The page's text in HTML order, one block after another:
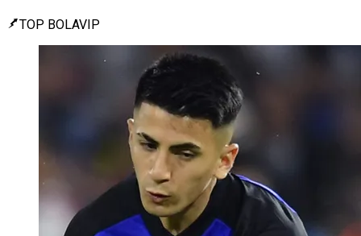
TOP BOLAVIP